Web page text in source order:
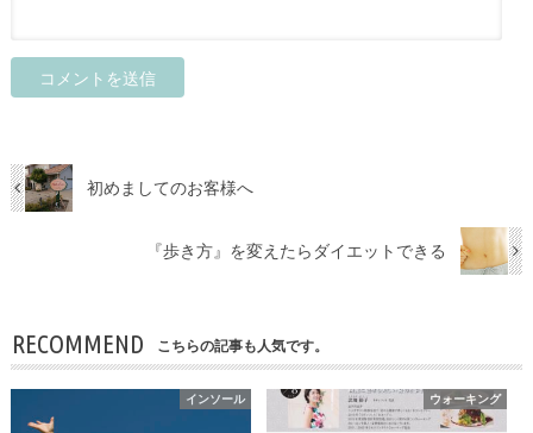
初めましてのお客様へ
『歩き方』を変えたらダイエットできる
RECOMMEND こちらの記事も人気です。
インソール ウォーキング